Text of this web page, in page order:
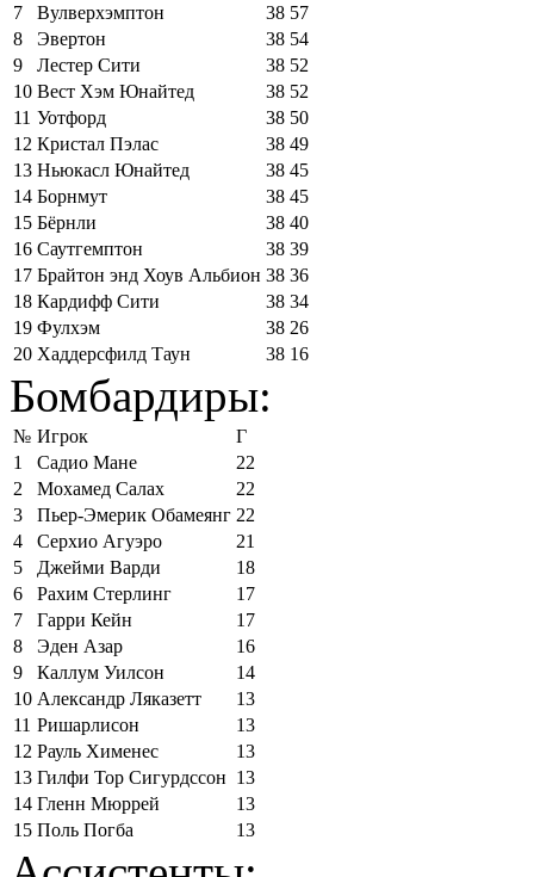
7
Вулверхэмптон 38 57
8
Эвертон 38 54
9
Лестер Сити 38 52
10 Вест Хэм Юнайтед 38 52
11 Уотфорд 38 50
12 Кристал Пэлас 38 49
13 Ньюкасл Юнайтед 38 45
14 Борнмут 38 45
15 Бёрнли 38 40
16 Саутгемптон 38 39
17 Брайтон энд Хоув Альбион 38 36
18 Кардифф Сити 38 34
19 Фулхэм 38 26
20 Хаддерсфилд Таун 38 16
Бомбардиры:
№ Игрок
Г
1
Садио Мане
22
2
Мохамед Салах
22
3
Пьер-Эмерик Обамеянг 22
4
Серхио Агуэро
21
5
Джейми Варди
18
6
Рахим Стерлинг
17
7
Гарри Кейн
17
8
Эден Азар
16
9
Каллум Уилсон
14
10 Александр Ляказетт
13
11 Ришарлисон
13
12 Рауль Хименес
13
13 Гилфи Тор Сигурдссон 13
14 Гленн Мюррей
13
15 Поль Погба 13